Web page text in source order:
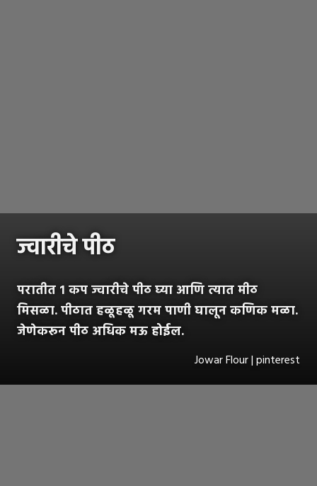
ज्वारीचे पीठ
परातीत १ कप ज्वारीचे पीठ घ्या आणि त्यात मीठ
मिसळा. पीठात हळूहळू गरम पाणी घालून कणिक मळा.
जेणेकरून पीठ अधिक मऊ होईल.
Jowar Flour | pinterest